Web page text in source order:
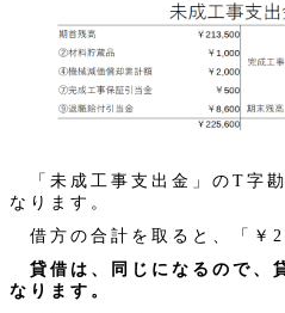
「未成工事支出金」のT字
なります。
借方の合計を取ると、「￥
貸借は、同じになるので、
なります。